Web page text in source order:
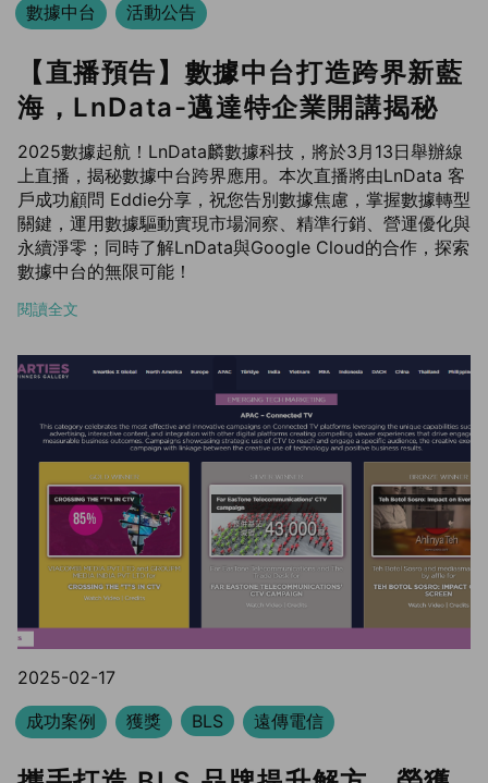
數據中台
活動公告
【直播預告】數據中台打造跨界新藍
海，LnData-邁達特企業開講揭秘
2025數據起航！LnData麟數據科技，將於3月13日舉辦線
上直播，揭秘數據中台跨界應用。本次直播將由LnData 客
戶成功顧問 Eddie分享，祝您告別數據焦慮，掌握數據轉型
關鍵，運用數據驅動實現市場洞察、精準行銷、營運優化與
永續淨零；同時了解LnData與Google Cloud的合作，探索
數據中台的無限可能！
閱讀全文
2025-02-17
成功案例
獲獎 BLS 遠傳電信